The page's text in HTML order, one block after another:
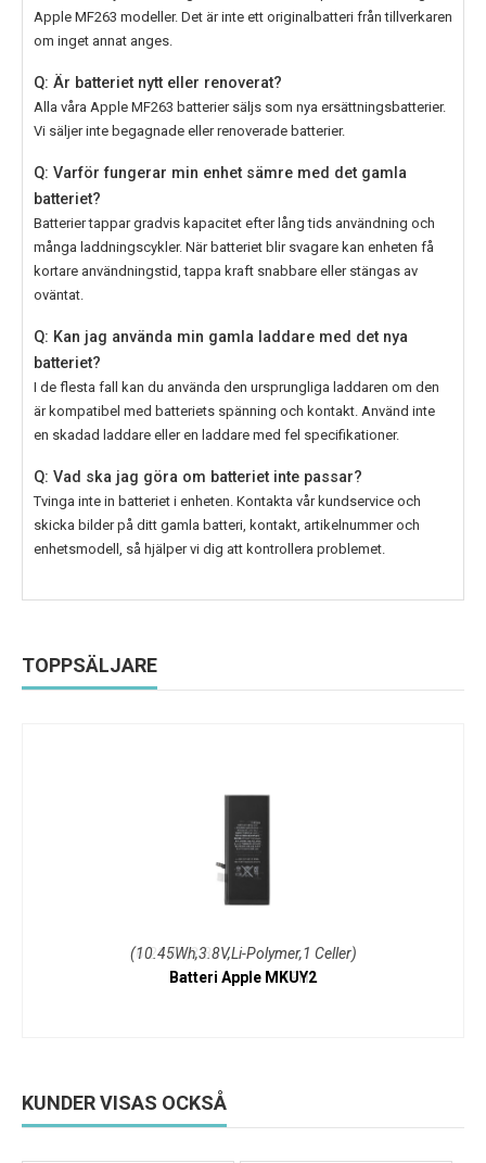
Apple MF263 modeller. Det är inte ett originalbatteri från tillverkaren
om inget annat anges.
Q: Är batteriet nytt eller renoverat?
Alla våra Apple MF263 batterier säljs som nya ersättningsbatterier.
Vi säljer inte begagnade eller renoverade batterier.
Q: Varför fungerar min enhet sämre med det gamla
batteriet?
Batterier tappar gradvis kapacitet efter lång tids användning och
många laddningscykler. När batteriet blir svagare kan enheten få
kortare användningstid, tappa kraft snabbare eller stängas av
oväntat.
Q: Kan jag använda min gamla laddare med det nya
batteriet?
I de flesta fall kan du använda den ursprungliga laddaren om den
är kompatibel med batteriets spänning och kontakt. Använd inte
en skadad laddare eller en laddare med fel specifikationer.
Q: Vad ska jag göra om batteriet inte passar?
Tvinga inte in batteriet i enheten. Kontakta vår kundservice och
skicka bilder på ditt gamla batteri, kontakt, artikelnummer och
enhetsmodell, så hjälper vi dig att kontrollera problemet.
TOPPSÄLJARE
(10.45Wh,3.8V,Li-Polymer,1 Celler)
Batteri Apple MKUY2
KUNDER VISAS OCKSÅ